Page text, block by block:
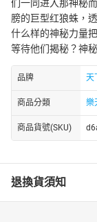
们一同进入那神秘
膀的巨型红狼蛛，
什么样的神秘力量
等待他们揭秘？神
品牌 天
商品分類 樂
商品貨號(SKU)
退換貨須知